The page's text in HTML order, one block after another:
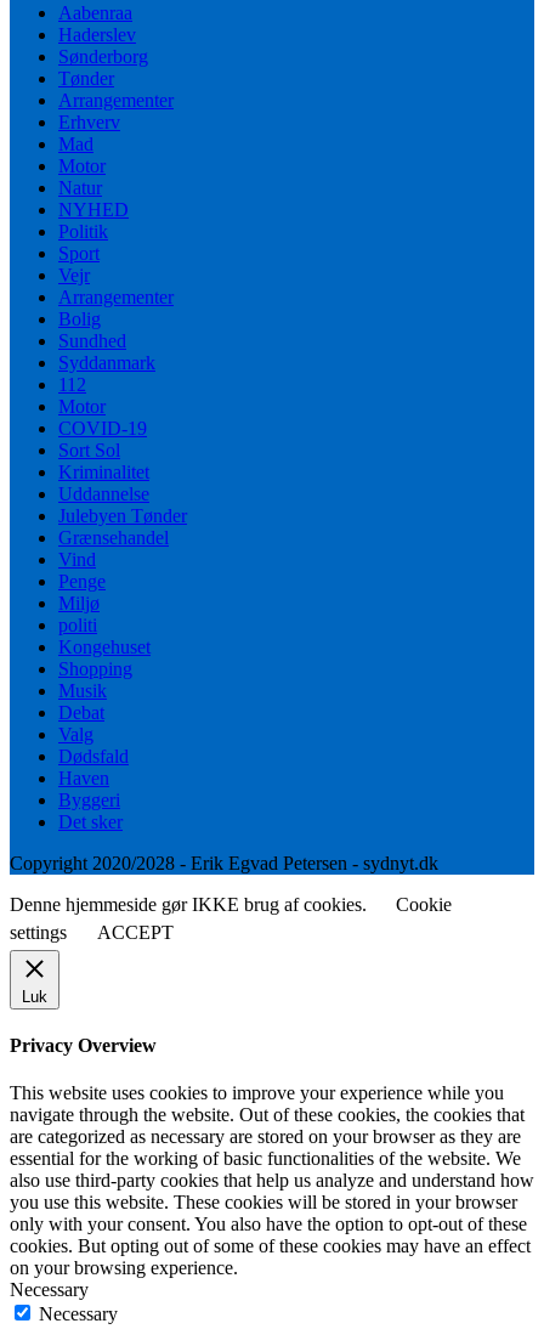
Aabenraa
Haderslev
Sønderborg
Tønder
Arrangementer
Erhverv
Mad
Motor
Natur
NYHED
Politik
Sport
Vejr
Arrangementer
Bolig
Sundhed
Syddanmark
112
Motor
COVID-19
Sort Sol
Kriminalitet
Uddannelse
Julebyen Tønder
Grænsehandel
Vind
Penge
Miljø
politi
Kongehuset
Shopping
Musik
Debat
Valg
Dødsfald
Haven
Byggeri
Det sker
Copyright 2020/2028 - Erik Egvad Petersen - sydnyt.dk
Denne hjemmeside gør IKKE brug af cookies.
Cookie
settings
ACCEPT
Luk
Privacy Overview
This website uses cookies to improve your experience while you
navigate through the website. Out of these cookies, the cookies that
are categorized as necessary are stored on your browser as they are
essential for the working of basic functionalities of the website. We
also use third-party cookies that help us analyze and understand how
you use this website. These cookies will be stored in your browser
only with your consent. You also have the option to opt-out of these
cookies. But opting out of some of these cookies may have an effect
on your browsing experience.
Necessary
Necessary